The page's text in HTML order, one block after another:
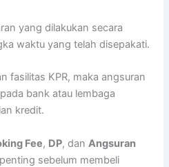
yang dilakukan secara
waktu yang telah disepakati.
fasilitas KPR, maka angsuran
bank atau lembaga
kredit.
Fee, DP, danAngsuran
sebelum membeli